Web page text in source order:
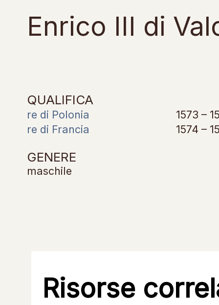
Risorse
Enrico III di
QUALIFICA
re di Polonia
1573 –
re di Francia
1574 –
GENERE
maschile